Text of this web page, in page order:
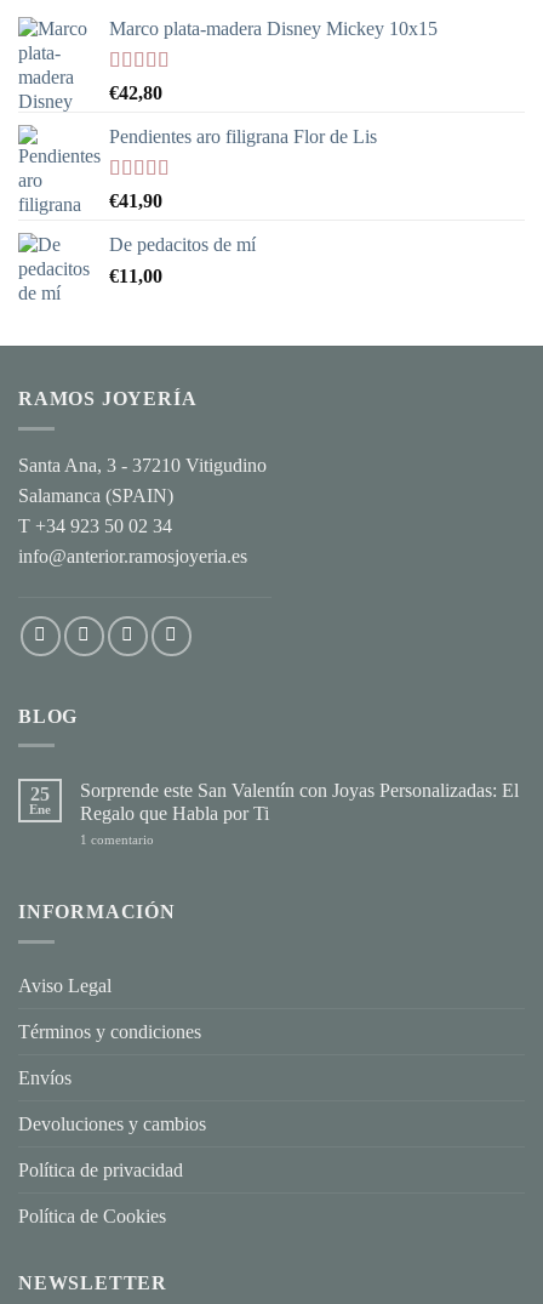
Marco plata-madera Disney Mickey 10x15
Valorado
con
5
€42,80
Pendientes aro filigrana Flor de Lis
Valorado
con
5
€41,90
De pedacitos de mí
€11,00
RAMOS JOYERÍA
Santa Ana, 3 - 37210 Vitigudino
Salamanca (SPAIN)
T +34 923 50 02 34
info@anterior.ramosjoyeria.es
BLOG
25
Ene
Sorprende este San Valentín con Joyas Personalizadas: El
Regalo que Habla por Ti
1 comentario
Valentín
con
por
INFORMACIÓN
Aviso Legal
Términos y condiciones
Envíos
Devoluciones y cambios
Política de privacidad
Política de Cookies
NEWSLETTER